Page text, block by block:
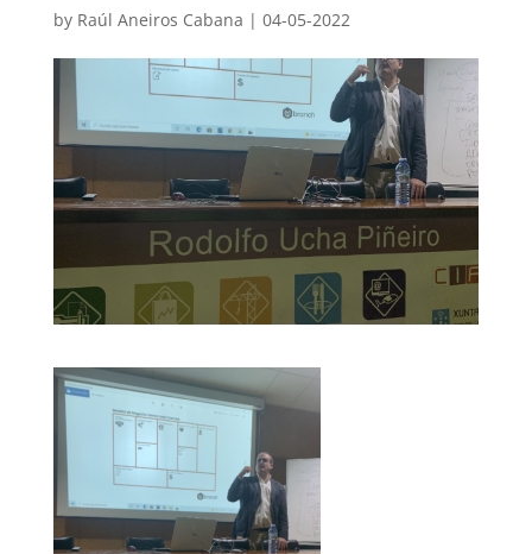
by Raúl Aneiros Cabana | 04-05-2022